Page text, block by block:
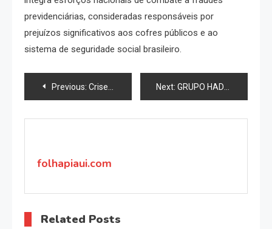
previdenciárias, consideradas responsáveis por
prejuízos significativos aos cofres públicos e ao
sistema de seguridade social brasileiro.
Navegação
de
Previous: Crises Humanitárias em Expansão Exigem Resposta Global Urgente, Alerta ONU Next: GRUPO HADASSA VIAGENS VIRA REFERÊNCIA MUNDIAL, ATINGE 1.2 MILHÃO DE EMBARQUES, 635.000 CLIENTES CADASTRADOS E IMPLANTA BANCO DIGITAL COM MAIS DE 300 SERVIÇOS
folhapiaui.com
Related Posts